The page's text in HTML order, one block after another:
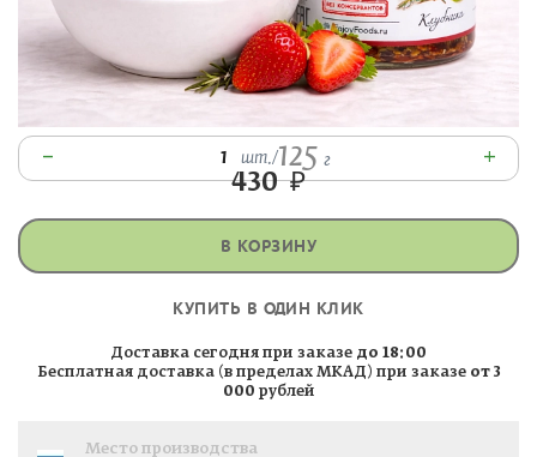
– 1 шт. /125 г +
430₽
В КОРЗИНУ
КУПИТЬ В ОДИН КЛИК
Доставка сегодня при заказе до 18:00
Бесплатная доставка (в пределах МКАД) при заказе от 3
000 рублей
Место производства